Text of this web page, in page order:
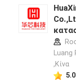
,Κίνα
5.0